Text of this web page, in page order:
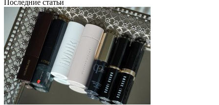
Последние статьи